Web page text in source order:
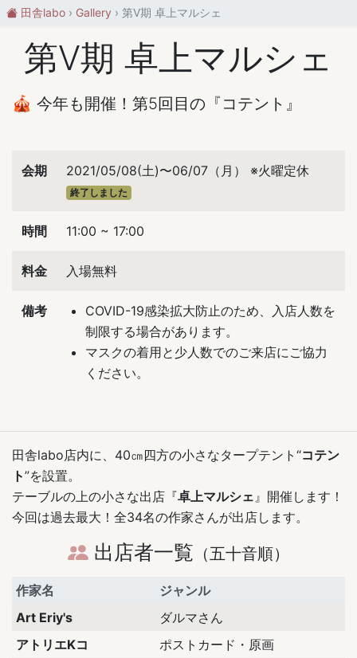
田舎labo Gallery 第Ⅴ期 卓上マルシェ
第Ⅴ期 卓上マルシェ
🎪 今年も開催！第5回目の『コテント』
会期 2021/05/08(土)〜06/07（月） ※火曜定休
終了しました
時間 11:00 ~ 17:00
料金 入場無料
備考
COVID-19感染拡大防止のため、入店人数を
制限する場合があります。
マスクの着用と少人数でのご来店にご協力
ください。
田舎labo店内に、40㎝四方の小さなタープテント“コテン
ト”を設置。
テーブルの上の小さな出店『卓上マルシェ』開催します！
今回は過去最大！全34名の作家さんが出店します。
出店者一覧 （五十音順）
作家名
ジャンル
Art Eriy's
ダルマさん
アトリエKコ
ポストカード・原画